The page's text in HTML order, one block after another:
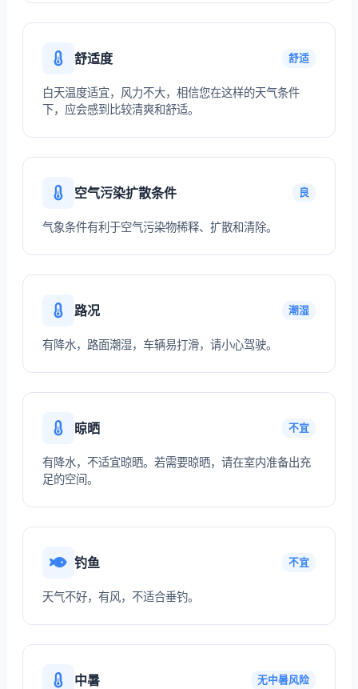
舒适度 舒适
白天温度适宜，风力不大，相信您在这样的天气条件
下，应会感到比较清爽和舒适。
空气污染扩散条件 良
气象条件有利于空气污染物稀释、扩散和清除。
路况 潮湿
有降水，路面潮湿，车辆易打滑，请小心驾驶。
晾晒 不宜
有降水，不适宜晾晒。若需要晾晒，请在室内准备出充
足的空间。
钓鱼 不宜
天气不好，有风，不适合垂钓。
中暑 无中暑风险